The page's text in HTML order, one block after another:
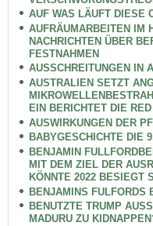
AUF WAS LÄUFT DIESE
AUFRÄUMARBEITEN IM
NACHRICHTEN ÜBER
FESTNAHMEN
AUSSCHREITUNGEN IN
AUSTRALIEN SETZT
EIN BERICHTET DIE RED
AUSWIRKUNGEN DER
BABYGESCHICHTE DIE
BENJAMIN
MIT DEM ZIEL DER
KÖNNTE 2022 BESIEGT
BENJAMINS FULFORDS
BENUTZTE TRUMP
MADURU ZU